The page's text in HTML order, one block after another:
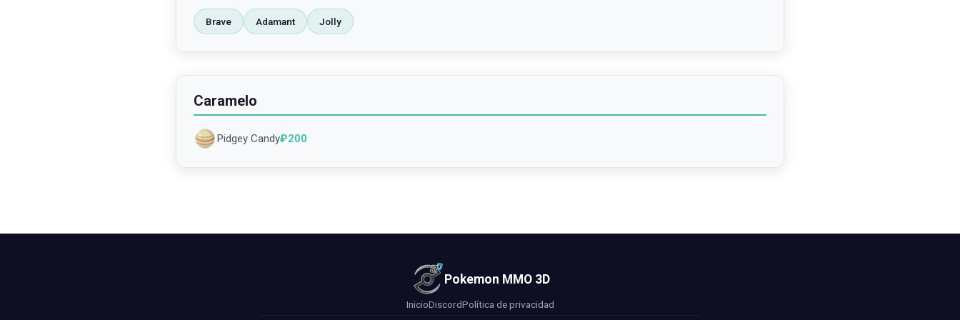
Brave Adamant Jolly
Caramelo
Pidgey Candy₽200
Pokemon MMO 3D
InicioDiscordPolítica de privacidad